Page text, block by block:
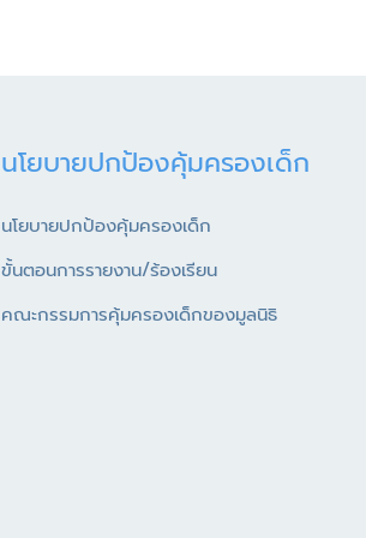
นโยบายปกป้องคุ้มครองเด็ก
นโยบายปกป้องคุ้มครองเด็ก
ขั้นตอนการรายงาน/ร้องเรียน
คณะกรรมการคุ้มครองเด็กของมูลนิธิ